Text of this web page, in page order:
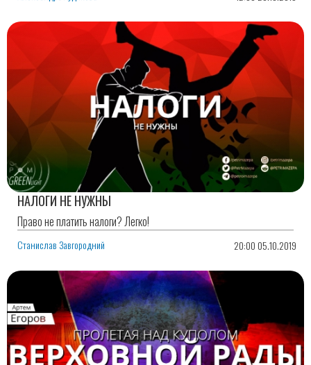
НАЛОГИ НЕ НУЖНЫ
Право не платить налоги? Легко!
Станислав Завгородний 20:00 05.10.2019